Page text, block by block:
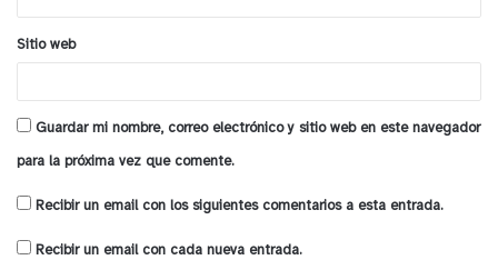
Sitio web
Guardar mi nombre, correo electrónico y sitio web en este navegador
para la próxima vez que comente.
Recibir un email con los siguientes comentarios a esta entrada.
Recibir un email con cada nueva entrada.